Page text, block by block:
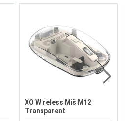
XO Wireless Miš M12
Transparent